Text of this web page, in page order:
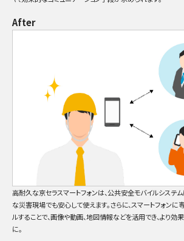
After
高耐久な京セラスマートフォンは、公共安全モバイルシステ
な災害現場でも安心して使えます。さらに、スマートフォンに
ルすることで、画像や動画、地図情報などを活用でき、より
に。